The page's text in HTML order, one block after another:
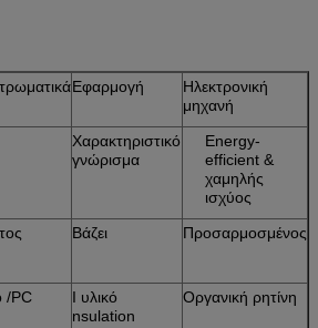
Εφαρμογή
Ηλεκτρονική
μηχανή
Χαρακτηριστικό
γνώρισμα
Energy-
efficient &
χαμηλής
ισχύος
Βάζει Προσαρμοσμένος
/PC
Ι υλικό
nsulation
Οργανική ρητίνη